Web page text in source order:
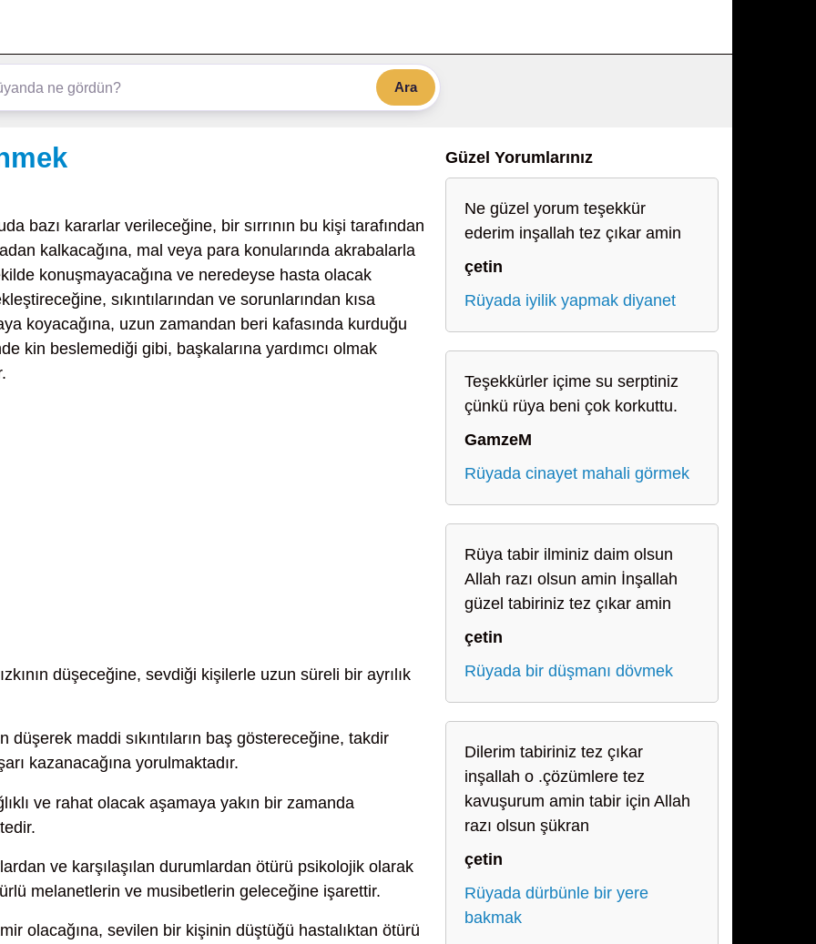
Ara
bazı kararlar verileceğine, bir sırrının bu kişi tarafından
kalkacağına, mal veya para konularında akrabalarla
konuşmayacağına ve neredeyse hasta olacak
sıkıntılarından ve sorunlarından kısa
koyacağına, uzun zamandan beri kafasında kurduğu
kin beslemediği gibi, başkalarına yardımcı olmak
düşeceğine, sevdiği kişilerle uzun süreli bir ayrılık
düşerek maddi sıkıntıların baş göstereceğine, takdir
kazanacağına yorulmaktadır.
ve rahat olacak aşamaya yakın bir zamanda
ve karşılaşılan durumlardan ötürü psikolojik olarak
melanetlerin ve musibetlerin geleceğine işarettir.
olacağına, sevilen bir kişinin düştüğü hastalıktan ötürü
Güzel Yorumlarınız
Ne güzel yorum teşekkür
ederim inşallah tez çıkar amin
çetin
Rüyada iyilik yapmak diyanet
Teşekkürler içime su serptiniz
çünkü rüya beni çok korkuttu.
GamzeM
Rüyada cinayet mahali görmek
Rüya tabir ilminiz daim olsun
Allah razı olsun amin İnşallah
güzel tabiriniz tez çıkar amin
çetin
Rüyada bir düşmanı dövmek
Dilerim tabiriniz tez çıkar
inşallah o .çözümlere tez
kavuşurum amin tabir için Allah
razı olsun şükran
çetin
Rüyada dürbünle bir yere
bakmak